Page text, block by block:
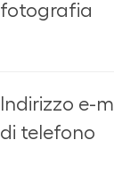
fotografia
Indirizzo e-
di telefono